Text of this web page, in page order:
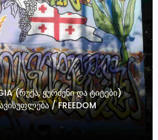
(ᲠᲣᲥᲐ, ᲧᲣᲠᲫᲔᲜᲘ ᲓᲐ ᲢᲘᲢᲔᲑᲘ)
/ FREEDOM